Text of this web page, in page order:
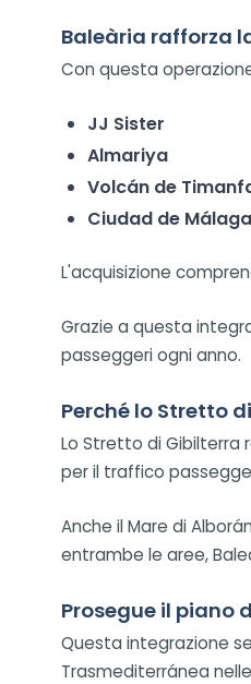
Baleària rafforza
Con questa
JJ Sister
Almariya
Volcán de
Ciudad de Málaga
L'acquisizione
Grazie a questa
passeggeri ogni anno.
Perché lo Stretto
Lo Stretto di Gibilterra
per il traffico
Anche il Mare di
entrambe le aree,
Prosegue il piano
Questa integrazione
Trasmediterránea